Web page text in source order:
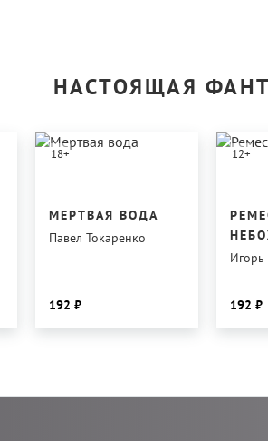
НАСТОЯЩАЯ
18+
МЕРТВАЯ ВОДА
Павел Токаренко
192
12+
Игорь
192